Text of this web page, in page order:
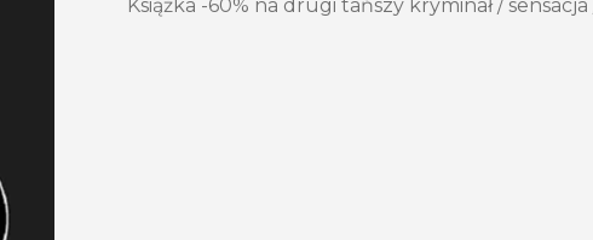
Książka -60% na drugi tańszy kryminał /